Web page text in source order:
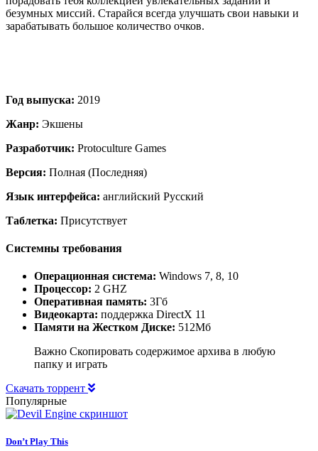
безумных миссий. Старайся всегда улучшать свои навыки и
зарабатывать большое количество очков.
Год выпуска: 2019
Жанр: Экшены
Разработчик: Protoculture Games
Версия: Полная (Последняя)
Язык интерфейса: английский Русский
Таблетка: Присутствует
Системны требования
Операционная система: Windows 7, 8, 10
Процессор: 2 GHZ
Оперативная память: 3Гб
Видеокарта: поддержка DirectX 11
Памяти на Жестком Диске: 512Мб
Важно Скопировать содержимое архива в любую
папку и играть
Скачать торрент
Популярные
Don’t Play This